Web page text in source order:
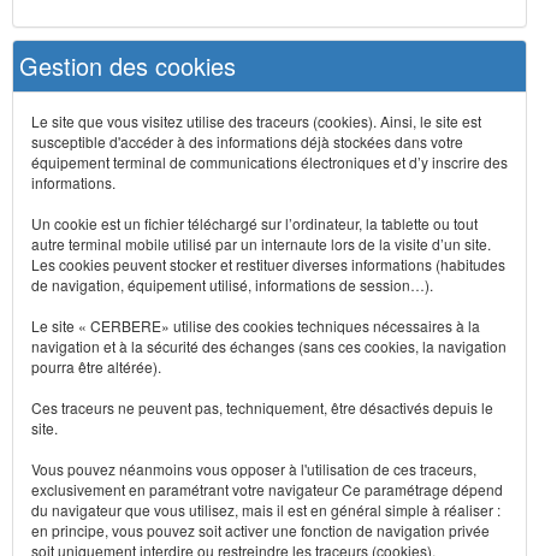
Gestion des cookies
Le site que vous visitez utilise des traceurs (cookies). Ainsi, le site est
susceptible d'accéder à des informations déjà stockées dans votre
équipement terminal de communications électroniques et d’y inscrire des
informations.
Un cookie est un fichier téléchargé sur l’ordinateur, la tablette ou tout
autre terminal mobile utilisé par un internaute lors de la visite d’un site.
Les cookies peuvent stocker et restituer diverses informations (habitudes
de navigation, équipement utilisé, informations de session…).
Le site « CERBERE» utilise des cookies techniques nécessaires à la
navigation et à la sécurité des échanges (sans ces cookies, la navigation
pourra être altérée).
Ces traceurs ne peuvent pas, techniquement, être désactivés depuis le
site.
Vous pouvez néanmoins vous opposer à l'utilisation de ces traceurs,
exclusivement en paramétrant votre navigateur Ce paramétrage dépend
du navigateur que vous utilisez, mais il est en général simple à réaliser :
en principe, vous pouvez soit activer une fonction de navigation privée
soit uniquement interdire ou restreindre les traceurs (cookies).